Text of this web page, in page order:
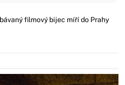
filmový bijec míří do Prahy